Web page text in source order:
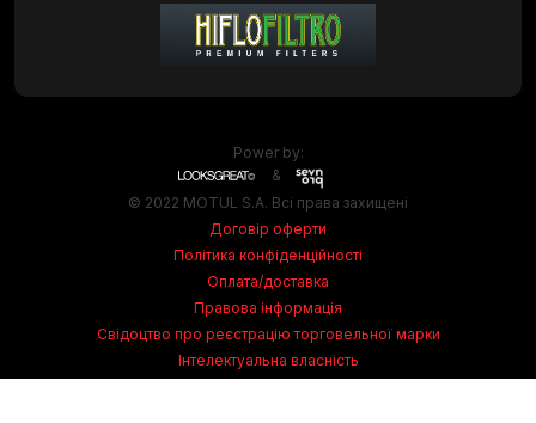
© 2022 MOTUL S.A. Всі права захищені
Договір оферти
Політика конфіденційності
Оплата/доставка
Правова інформація
Power by:
&
Свідоцтво про реєстрацію торговельної марки
Інтелектуальна власність